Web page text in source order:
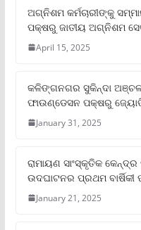
ଅଗ୍ନିଶମ କର୍ମଚାରୀଙ୍କୁ
ପକ୍ଷରୁ ଜାତୀୟ ଅଗ୍ନିଶମ
April 15, 2025
କଳିଙ୍ଗନଗର ସୁକିନ୍ଦା
ଫାଉଣ୍ଡେସନ ପକ୍ଷରୁ
January 31, 2025
ରାମାୟଣ ସାଂସ୍କୃତିକ
ଉଦଘାଟନର ପ୍ରଥମ ବାର୍ଷିକୀ
January 21, 2025